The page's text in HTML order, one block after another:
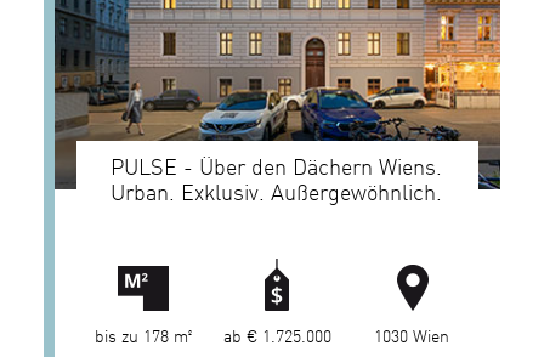
PULSE - Über den Dächern Wiens.
Urban. Exklusiv. Außergewöhnlich.
bis zu 178 m² ab € 1.725.000 1030 Wien